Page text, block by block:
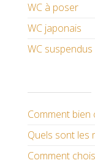
WC à poser
WC japonais
WC suspendus
Comment bien
Quels sont les
Comment